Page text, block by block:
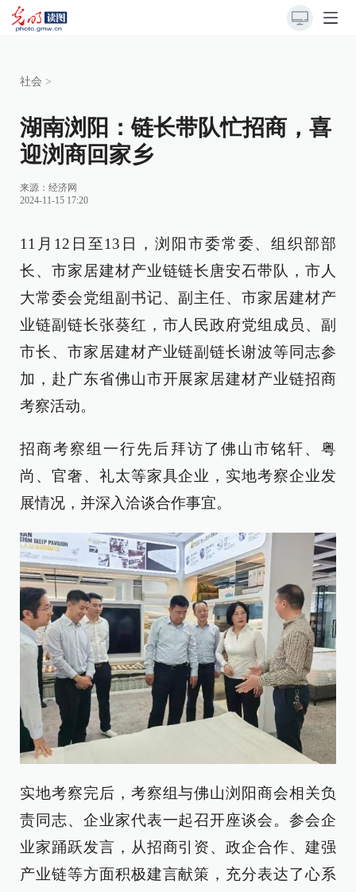
社会 >
湖南浏阳：链长带队忙招商，喜
迎浏商回家乡
来源： 经济网
2024-11-15 17:20
11月12日至13日，浏阳市委常委、组织部部
长、市家居建材产业链链长唐安石带队，市人
大常委会党组副书记、副主任、市家居建材产
业链副链长张葵红，市人民政府党组成员、副
市长、市家居建材产业链副链长谢波等同志参
加，赴广东省佛山市开展家居建材产业链招商
考察活动。
招商考察组一行先后拜访了佛山市铭轩、粤
尚、官奢、礼太等家具企业，实地考察企业发
展情况，并深入洽谈合作事宜。
实地考察完后，考察组与佛山浏阳商会相关负
责同志、企业家代表一起召开座谈会。参会企
业家踊跃发言，从招商引资、政企合作、建强
产业链等方面积极建言献策，充分表达了心系